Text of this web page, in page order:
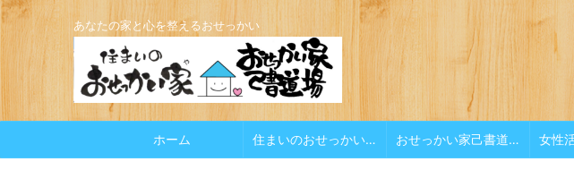
あなたの家と心を整えるおせっかい
ホーム 住まいのおせっかい家 おせっかい家己書道場